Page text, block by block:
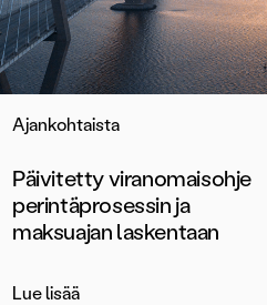
Ajankohtaista
Päivitetty viranomaisohje
perintäprosessin ja
maksuajan laskentaan
Lue lisää